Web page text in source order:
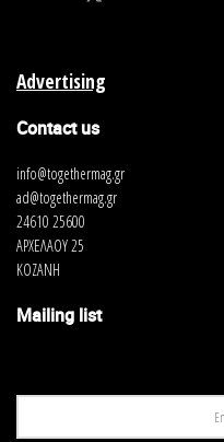
Advertising
Contact us
info@togethermag.gr
ad@togethermag.gr
24610 25600
ΑΡΧΕΛΑΟΥ 25
ΚΟΖΑΝΗ
Mailing list